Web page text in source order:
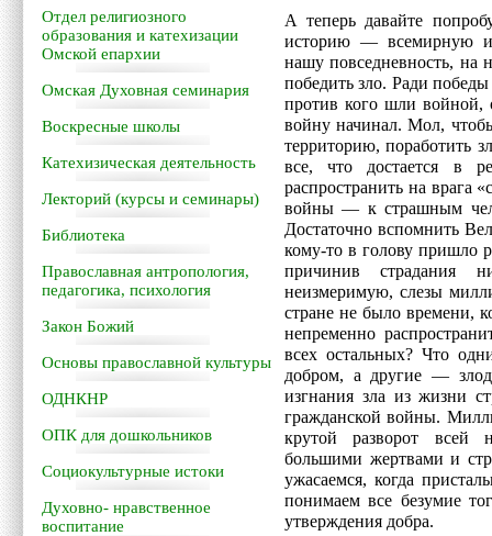
Отдел религиозного
образования и катехизации
Омской епархии
Омская Духовная семинария
Воскресные школы
Катехизическая деятельность
Лекторий (курсы и семинары)
Библиотека
Православная антропология,
педагогика, психология
Закон Божий
Основы православной культуры
ОДНКНР
ОПК для дошкольников
Социокультурные истоки
Духовно- нравственное
воспитание
А теперь давайте
историю — всемирную
нашу повседневность, на
победить зло. Ради
против кого шли войной,
войну начинал. Мол,
территорию, поработить
все, что достается в
распространить на врага
войны — к страшным
Достаточно вспомнить
кому-то в голову пришло
причинив страдания
неизмеримую, слезы
стране не было времени,
непременно
всех остальных? Что
добром, а другие —
изгнания зла из жизни
гражданской войны.
крутой разворот всей
большими жертвами и
ужасаемся, когда
понимаем все безумие
утверждения добра.